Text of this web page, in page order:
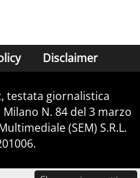
Disclaimer
testata giornalistica
N. 84 del 3 marzo
(SEM) S.R.L.